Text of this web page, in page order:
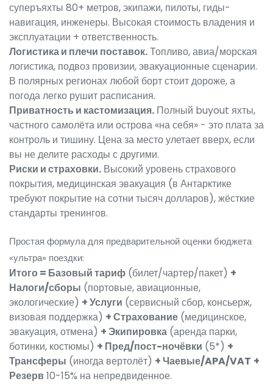
суперъяхты 80+ метров, экипажи, пилоты, гиды-
навигация, инженеры. Высокая стоимость владения и
эксплуатации + ответственность.
Логистика и плечи поставок.Топливо, авиа/морская
логистика, подвоз провизии, эвакуационные сценарии.
В полярных регионах любой борт стоит дороже, а
погода легко рушит расписания.
Приватность и кастомизация. Полный buyout яхты,
частного самолёта или острова «на себя» - это плата за
контроль и тишину. Цена за место улетает вверх, если
вы не делите расходы с другими.
Риски и страховки. Высокий уровень страхового
покрытия, медицинская эвакуация (в Антарктике
требуют покрытие на сотни тысяч долларов), жёсткие
стандарты тренингов.
Простая формула для предварительной оценки бюджета
«ультра» поездки:
Итого = Базовый тариф (билет/чартер/пакет) +
Налоги/сборы (портовые, авиационные,
экологические) + Услуги (сервисный сбор, консьерж,
визовая поддержка) + Страхование (медицинское,
эвакуация, отмена) + Экипировка (аренда парки,
ботинки, костюмы) + Пред/пост-ночёвки (5*) +
Трансферы (иногда вертолёт) + Чаевые/APA/VAT +
Резерв 10-15% на непредвиденное.